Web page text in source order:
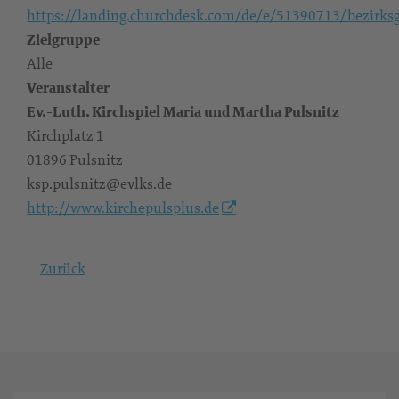
https://landing.churchdesk.com/de/e/51390713/
Zielgruppe
Alle
Veranstalter
Ev.-Luth. Kirchspiel Maria und Martha Pulsnitz
Kirchplatz 1
01896 Pulsnitz
ksp.pulsnitz@evlks.de
http://www.kirchepulsplus.de
Zurück